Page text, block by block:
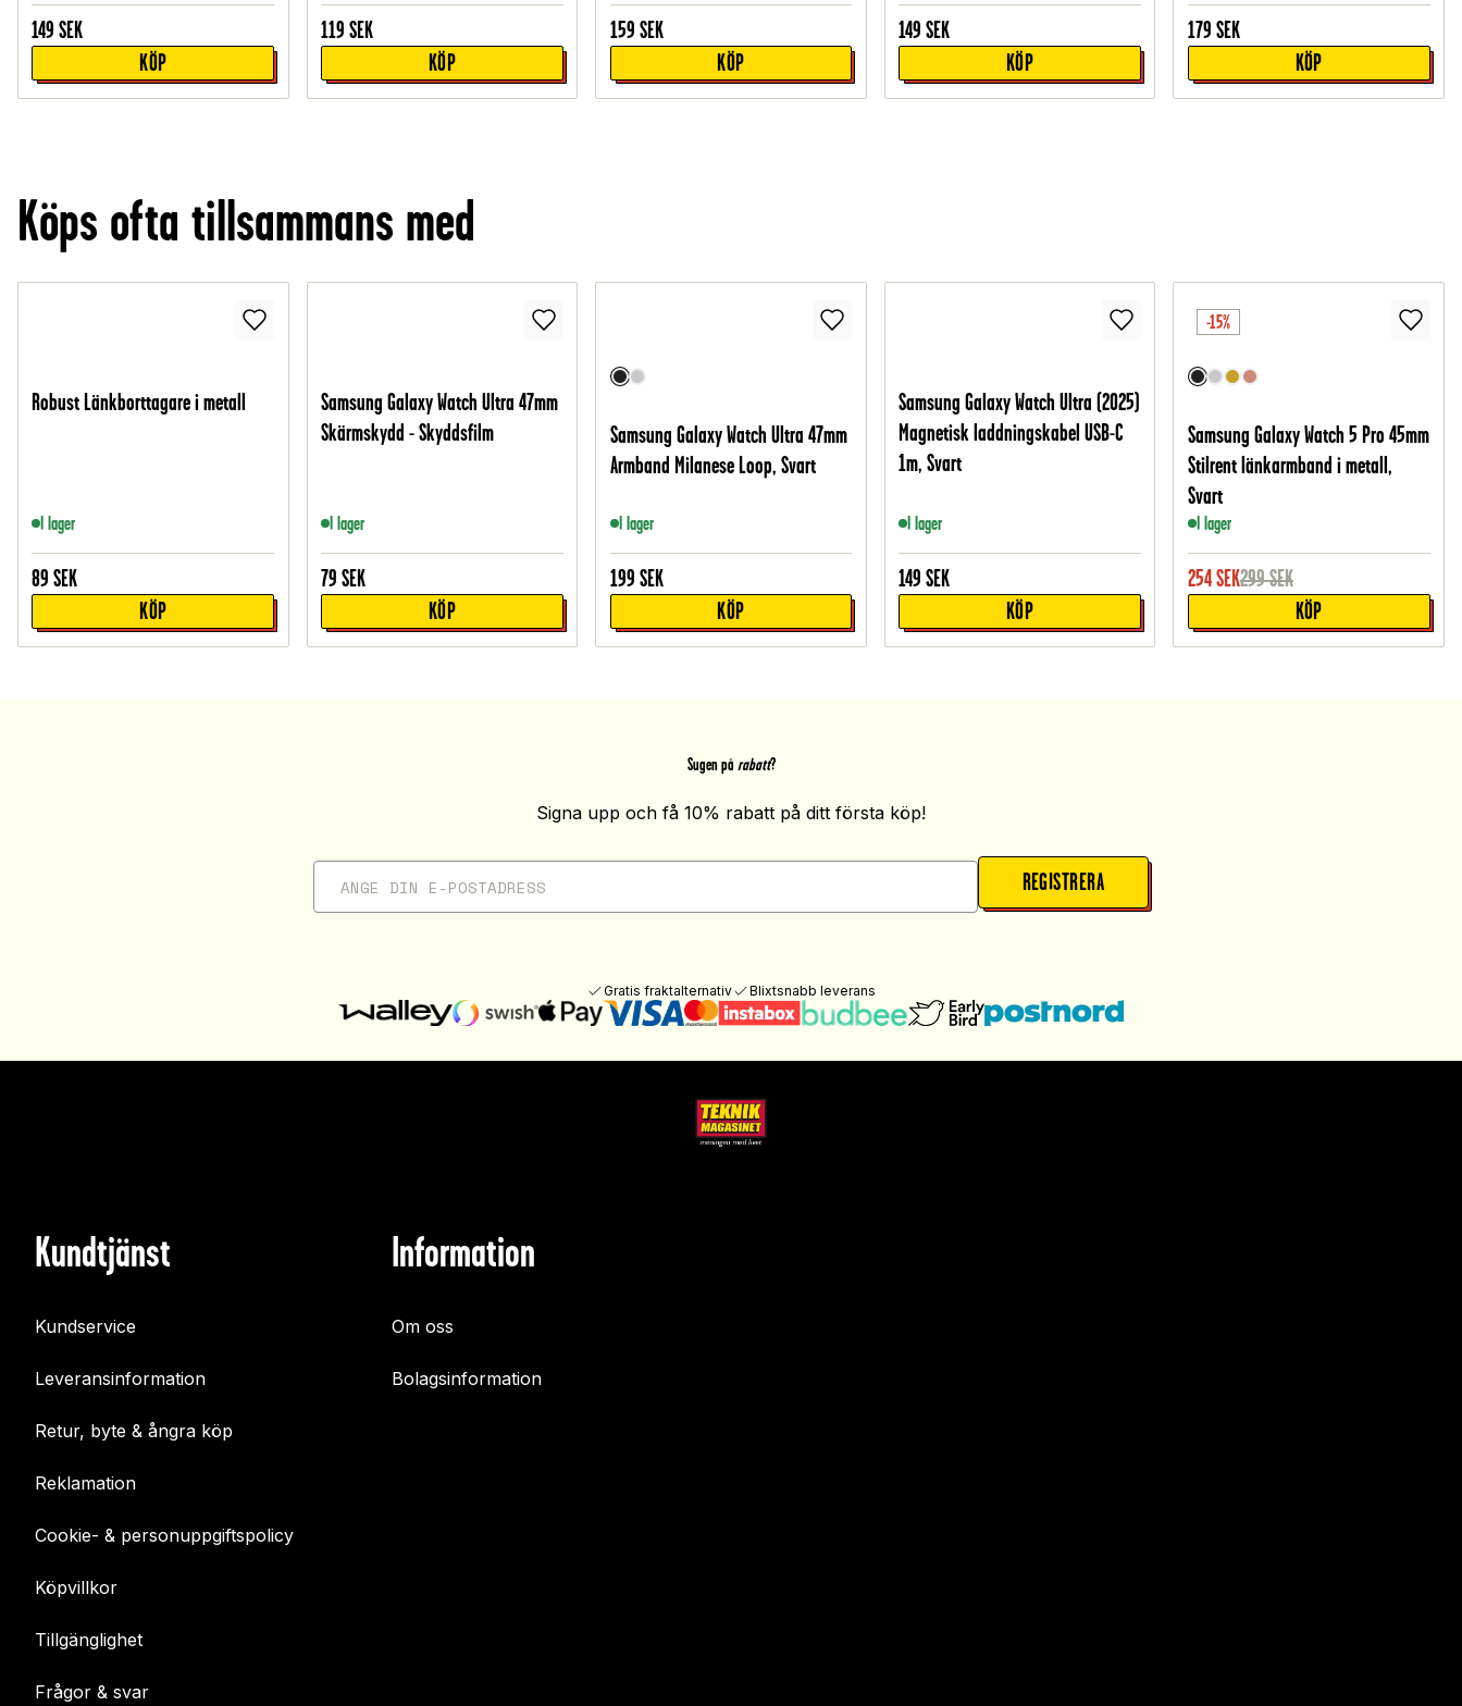
149 SEK
KÖP
119 SEK
KÖP
159 SEK
KÖP
149 SEK
KÖP
179 SEK
KÖP
Köps ofta tillsammans med
Robust Länkborttagare i metall
I lager
89 SEK
KÖP
Samsung Galaxy Watch Ultra 47mm
Skärmskydd - Skyddsfilm
I lager
79 SEK
KÖP
Samsung Galaxy Watch Ultra 47mm
Armband Milanese Loop, Svart
I lager
199 SEK
KÖP
Samsung Galaxy Watch Ultra (2025)
Magnetisk laddningskabel USB-C
1m, Svart
I lager
149 SEK
KÖP
-15%
Samsung Galaxy Watch 5 Pro 45mm
Stilrent länkarmband i metall,
Svart
I lager
254SEK299SEK
KÖP
Sugen på rabatt?
Signa upp och få 10% rabatt på ditt första köp!
REGISTRERA
Gratis fraktalternativ Blixtsnabb leverans
Kundtjänst
Kundservice
Leveransinformation
Retur, byte & ångra köp
Reklamation
Cookie- & personuppgiftspolicy
Köpvillkor
Tillgänglighet
Frågor & svar
Information
Om oss
Bolagsinformation